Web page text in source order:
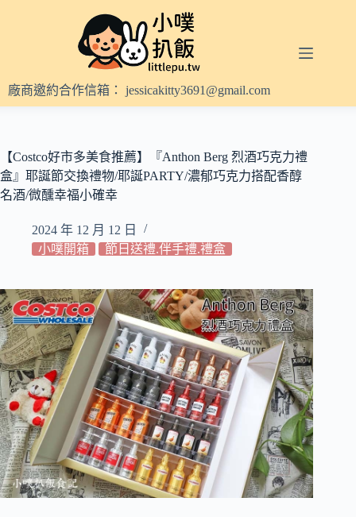
內
容
廠商邀約合作信箱： jessicakitty3691@gmail.com
【Costco好市多美食推薦】『Anthon Berg 烈酒巧克力禮
盒』耶誕節交換禮物/耶誕PARTY/濃郁巧克力搭配香醇
名酒/微醺幸福小確幸
2024 年 12 月 12 日
小噗開箱
節日送禮.伴手禮.禮盒